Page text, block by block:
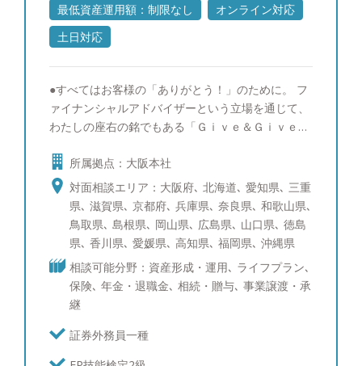
最低資産運用額：制限なし
オンライン対応
土日対応
●すべてはお客様の「ありがとう！」のために。 フ
ァイナンシャルアドバイザーという立場を通じて、
わたしの座右の銘でもある「Ｇｉｖｅ＆Ｇｉｖｅ」
せになって頂きたいです。そのためには、常に自分
自身が仕事だけでなく人間として成長することで、
資産運用のご提案だけでなく、お客様のライフスタ
イルに関わる様々な付加価値の提供が出来ると確信
しております。そしてどんな些細なことでも、「ま
ずは蒲生さんに聞いてみよう」と真っ先に声を掛け
てもらえる担当者になれるよう、日々精進しており
ます。 ●人生１００年時代を共に歩みましょう！
人生１００年時代と言われる中、資産形成の重要性
が高まっていることは事実であり、あらゆる金融機
所属拠点：大阪本社
対面相談エリア：大阪府､ 北海道､ 愛知県､ 三重
県､ 滋賀県､ 京都府､ 兵庫県､ 奈良県､ 和歌山県､
鳥取県､ 島根県､ 岡山県､ 広島県､ 山口県､ 徳島
県､ 香川県､ 愛媛県､ 高知県､ 福岡県､ 沖縄県
相談可能分野：資産形成・運用､ ライフプラン､
保険､ 年金・退職金､ 相続・贈与､ 事業譲渡・承
継
証券外務員一種